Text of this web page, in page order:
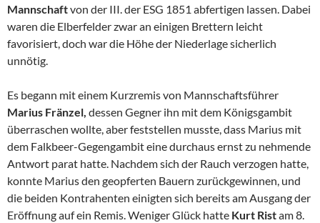
Mannschaftvon der III. der ESG 1851 abfertigen lassen. Dabei
waren die Elberfelder zwar an einigen Brettern leicht
favorisiert, doch war die Höhe der Niederlage sicherlich
unnötig.
Es begann mit einem Kurzremis von Mannschaftsführer
Marius Fränzel, dessen Gegner ihn mit dem Königsgambit
überraschen wollte, aber feststellen musste, dass Marius mit
dem Falkbeer-Gegengambit eine durchaus ernst zu nehmende
Antwort parat hatte. Nachdem sich der Rauch verzogen hatte,
konnte Marius den geopferten Bauern zurückgewinnen, und
die beiden Kontrahenten einigten sich bereits am Ausgang der
Eröffnung auf ein Remis. Weniger Glück hatte Kurt Ristam 8.